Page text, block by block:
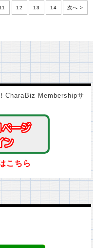
11 12 13 14 次へ >
CharaBiz Membershipサ
ージ
ージ
ン
ン
こちら